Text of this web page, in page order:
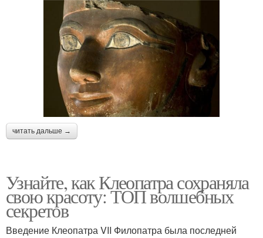
читать дальше →
Узнайте, как Клеопатра сохраняла
свою красоту: ТОП волшебных
секретов
Введение Клеопатра VII Филопатра была последней